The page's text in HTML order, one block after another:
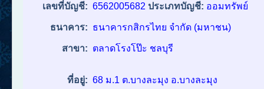
เลขที่บัญชี: 6562005682 ประเภทบัญชี: ออมทรัพย์
ธนาคาร: ธนาคารกสิกรไทย จำกัด (มหาชน)
สาขา: ตลาดโรงโป๊ะ ชลบุรี
ที่อยู่: 68 ม.1 ต.บางละมุง อ.บางละมุง